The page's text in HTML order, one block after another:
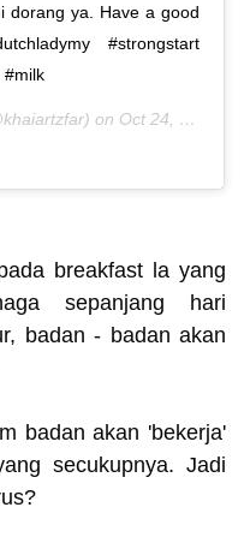
dorang ya. Have a good
#strongstart
#milk
on Oct 24, 2018 at 12:11am PDT
breakfast la yang
sepanjang hari
badan - badan akan
badan akan 'bekerja'
secukupnya. Jadi